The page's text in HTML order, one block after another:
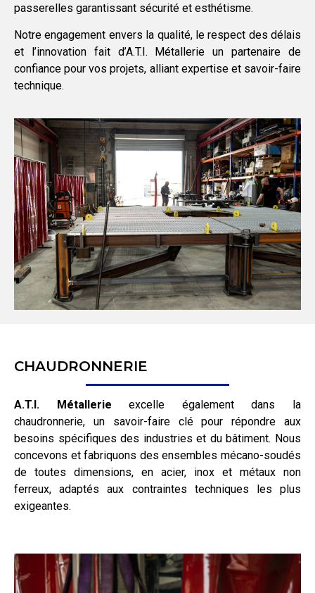
passerelles garantissant sécurité et esthétisme.
Notre engagement envers la qualité, le respect des délais
et l’innovation fait d’A.T.I. Métallerie un partenaire de
confiance pour vos projets, alliant expertise et savoir-faire
technique.
CHAUDRONNERIE
A.T.I. Métallerie excelle également dans la
chaudronnerie, un savoir-faire clé pour répondre aux
besoins spécifiques des industries et du bâtiment. Nous
concevons et fabriquons des ensembles mécano-soudés
de toutes dimensions, en acier, inox et métaux non
ferreux, adaptés aux contraintes techniques les plus
exigeantes.